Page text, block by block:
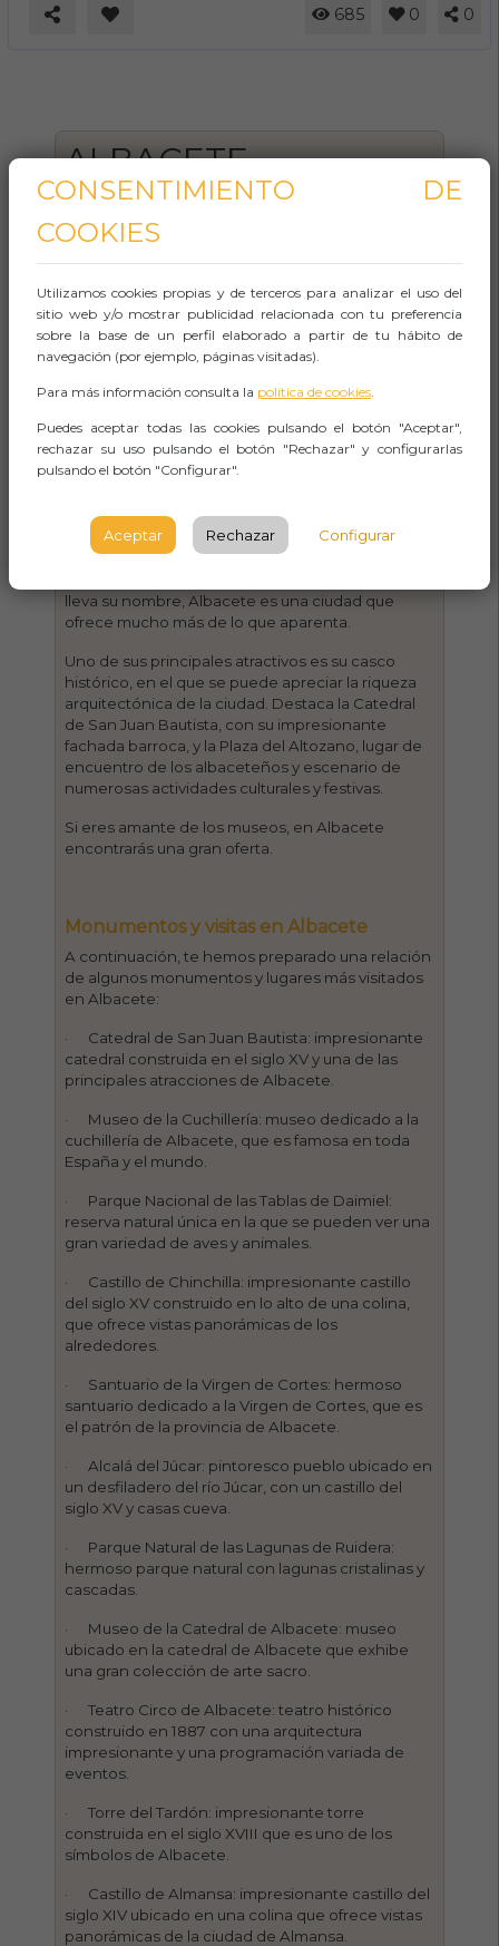
685 0 0
ALBACETE
(ALBACETE)
Albacete
Si estás buscando que hacer en Albacete, has
Albacete es una ciudad que sorprende por su
belleza y su gran oferta turística. Conocida por su
lleva su nombre, Albacete es una ciudad que
ofrece mucho más de lo que aparenta.
Uno de sus principales atractivos es su casco
histórico, en el que se puede apreciar la riqueza
arquitectónica de la ciudad. Destaca la Catedral
de San Juan Bautista, con su impresionante
fachada barroca, y la Plaza del Altozano, lugar de
encuentro de los albaceteños y escenario de
numerosas actividades culturales y festivas.
Si eres amante de los museos, en Albacete
encontrarás una gran oferta.
Monumentos y visitas en Albacete
A continuación, te hemos preparado una relación
de algunos monumentos y lugares más visitados
en Albacete:
· Catedral de San Juan Bautista: impresionante
catedral construida en el siglo XV y una de las
principales atracciones de Albacete.
· Museo de la Cuchillería: museo dedicado a la
cuchillería de Albacete, que es famosa en toda
España y el mundo.
· Parque Nacional de las Tablas de Daimiel:
reserva natural única en la que se pueden ver una
gran variedad de aves y animales.
· Castillo de Chinchilla: impresionante castillo
del siglo XV construido en lo alto de una colina,
que ofrece vistas panorámicas de los
alrededores.
· Santuario de la Virgen de Cortes: hermoso
santuario dedicado a la Virgen de Cortes, que es
el patrón de la provincia de Albacete.
· Alcalá del Júcar: pintoresco pueblo ubicado en
un desfiladero del río Júcar, con un castillo del
siglo XV y casas cueva.
· Parque Natural de las Lagunas de Ruidera:
hermoso parque natural con lagunas cristalinas y
cascadas.
· Museo de la Catedral de Albacete: museo
ubicado en la catedral de Albacete que exhibe
una gran colección de arte sacro.
· Teatro Circo de Albacete: teatro histórico
construido en 1887 con una arquitectura
impresionante y una programación variada de
eventos.
· Torre del Tardón: impresionante torre
construida en el siglo XVIII que es uno de los
símbolos de Albacete.
· Castillo de Almansa: impresionante castillo del
siglo XIV ubicado en una colina que ofrece vistas
panorámicas de la ciudad de Almansa.
CONSENTIMIENTO DE
COOKIES
Utilizamos cookies propias y de terceros para analizar el uso del
sitio web y/o mostrar publicidad relacionada con tu preferencia
sobre la base de un perfil elaborado a partir de tu hábito de
navegación (por ejemplo, páginas visitadas).
Para más información consulta la política de cookies
Puedes aceptar todas las cookies pulsando el botón "Aceptar",
rechazar su uso pulsando el botón "Rechazar" y configurarlas
pulsando el botón "Configurar".
Aceptar Rechazar Configurar